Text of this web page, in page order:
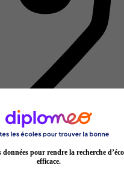
pour rendre la recherche
efficace.